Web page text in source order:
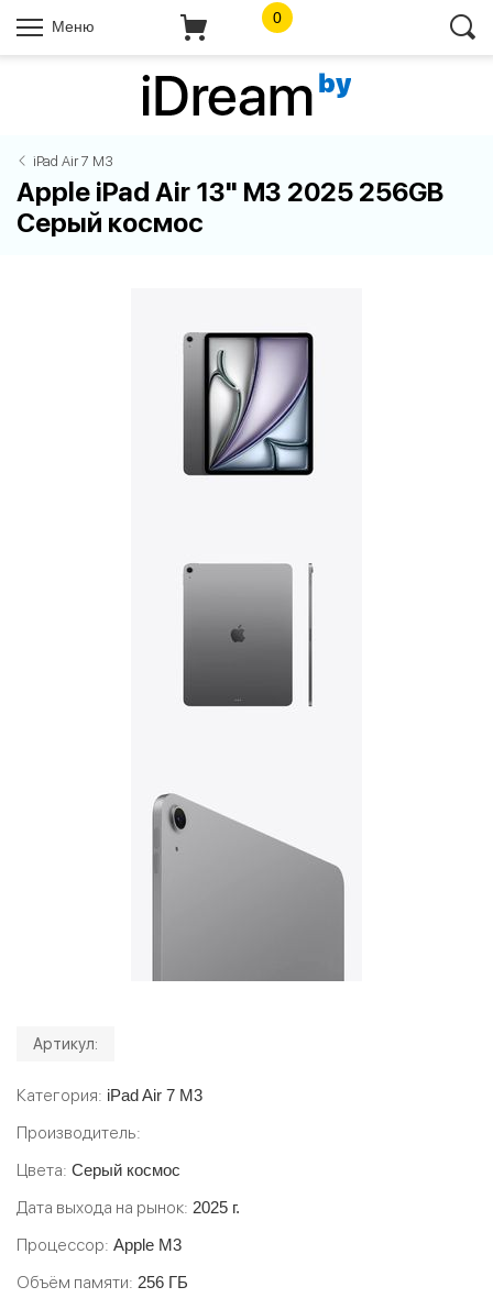
Меню 0
iPad Air 7 M3
Apple iPad Air 13" M3 2025 256GB
Серый космос
Артикул:
Категория iPad Air 7 M3
Производитель
Цвета Серый космос
Дата выхода на рынок 2025 г.
Процессор Apple M3
Объём памяти 256 ГБ